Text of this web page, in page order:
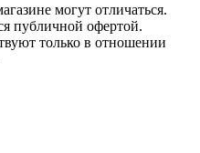
могут отличаться.
публичной офертой.
только в отношении